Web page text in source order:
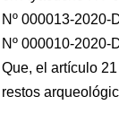
Nº 000013-2020-
Nº 000010-2020-
Que, el artículo
restos